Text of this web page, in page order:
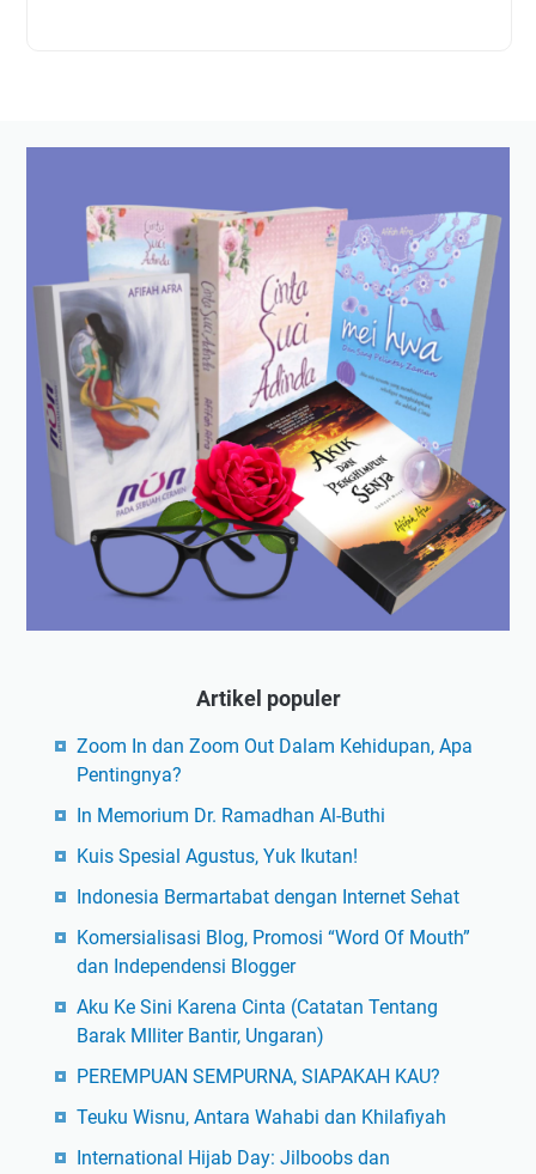
Artikel populer
Zoom In dan Zoom Out Dalam Kehidupan, Apa
Pentingnya?
In Memorium Dr. Ramadhan Al-Buthi
Kuis Spesial Agustus, Yuk Ikutan!
Indonesia Bermartabat dengan Internet Sehat
Komersialisasi Blog, Promosi “Word Of Mouth”
dan Independensi Blogger
Aku Ke Sini Karena Cinta (Catatan Tentang
Barak MIliter Bantir, Ungaran)
PEREMPUAN SEMPURNA, SIAPAKAH KAU?
Teuku Wisnu, Antara Wahabi dan Khilafiyah
International Hijab Day: Jilboobs dan